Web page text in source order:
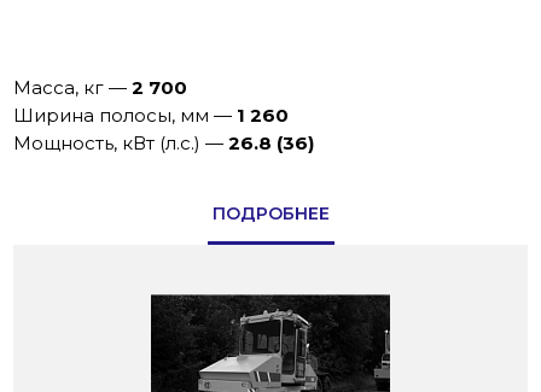
Масса, кг —2 700
Ширина полосы, мм— 1 260
Мощность, кВт (л.с.) —26.8 (36)
ПОДРОБНЕЕ